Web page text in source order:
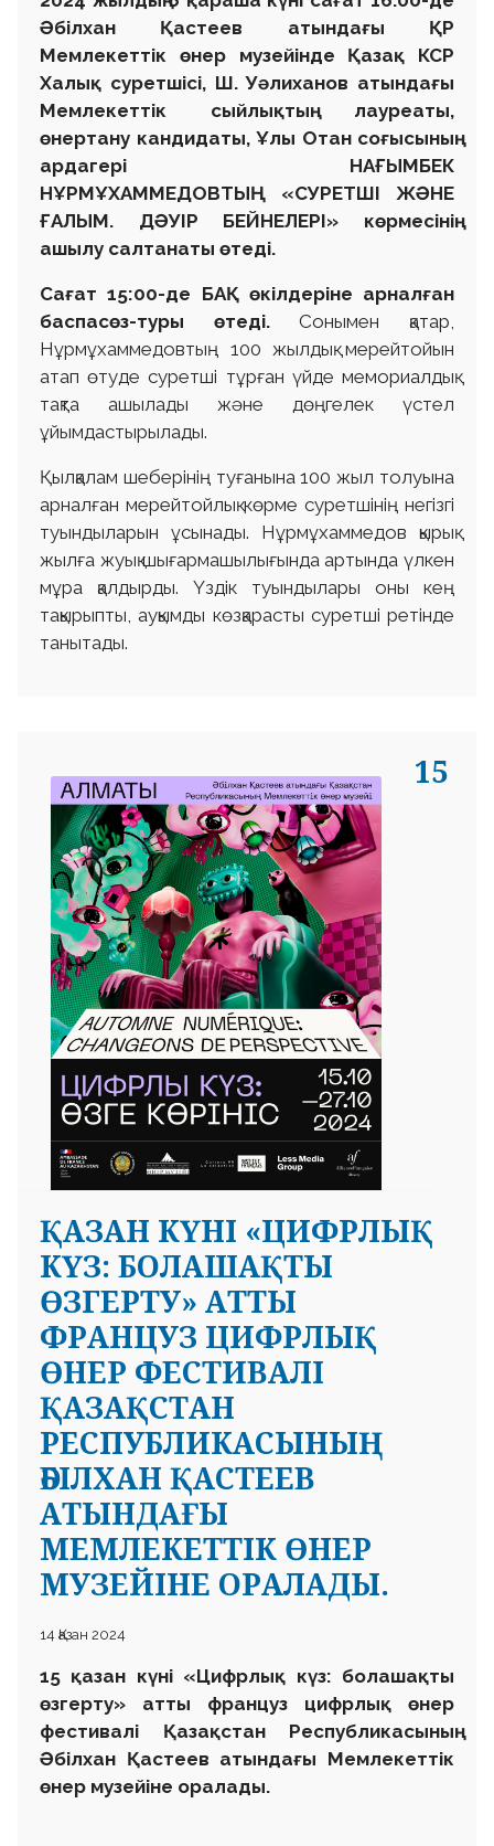
Әбілхан Қастеев атындағы ҚР
Мемлекеттік өнер музейінде Қазақ КСР
Халық суретшісі, Ш. Уәлиханов атындағы
Мемлекеттік сыйлықтың лауреаты,
өнертану кандидаты, Ұлы Отан соғысының
ардагері НАҒЫМБЕК
НҰРМҰХАММЕДОВТЫҢ «СУРЕТШІ ЖӘНЕ
ҒАЛЫМ. ДӘУІР БЕЙНЕЛЕРІ» көрмесінің
ашылу салтанаты өтеді.
Сағат 15:00-де БАҚ өкілдеріне арналған
баспасөз-туры өтеді.Сонымен қатар,
Нұрмұхаммедовтың 100 жылдық мерейтойын
атап өтуде суретші тұрған үйде мемориалдық
тақта ашылады және дөңгелек үстел
ұйымдастырылады.
Қылқалам шеберінің туғанына 100 жыл толуына
арналған мерейтойлық көрме суретшінің негізгі
туындыларын ұсынады. Нұрмұхаммедов қырық
жылға жуық шығармашылығында артында үлкен
мұра қалдырды. Үздік туындылары оны кең
тақырыпты, ауқымды көзқарасты суретші ретінде
танытады.
15
ҚАЗАН КҮНІ «ЦИФРЛЫҚ
КҮЗ: БОЛАШАҚТЫ
ӨЗГЕРТУ» АТТЫ
ФРАНЦУЗ ЦИФРЛЫҚ
ӨНЕР ФЕСТИВАЛІ
ҚАЗАҚСТАН
РЕСПУБЛИКАСЫНЫҢ
ӘБІЛХАН ҚАСТЕЕВ
АТЫНДАҒЫ
МЕМЛЕКЕТТІК ӨНЕР
МУЗЕЙІНЕ ОРАЛАДЫ.
14 Қазан 2024
15 қазан күні «Цифрлық күз: болашақты
өзгерту» атты француз цифрлық өнер
фестивалі Қазақстан Республикасының
Әбілхан Қастеев атындағы Мемлекеттік
өнер музейіне оралады.